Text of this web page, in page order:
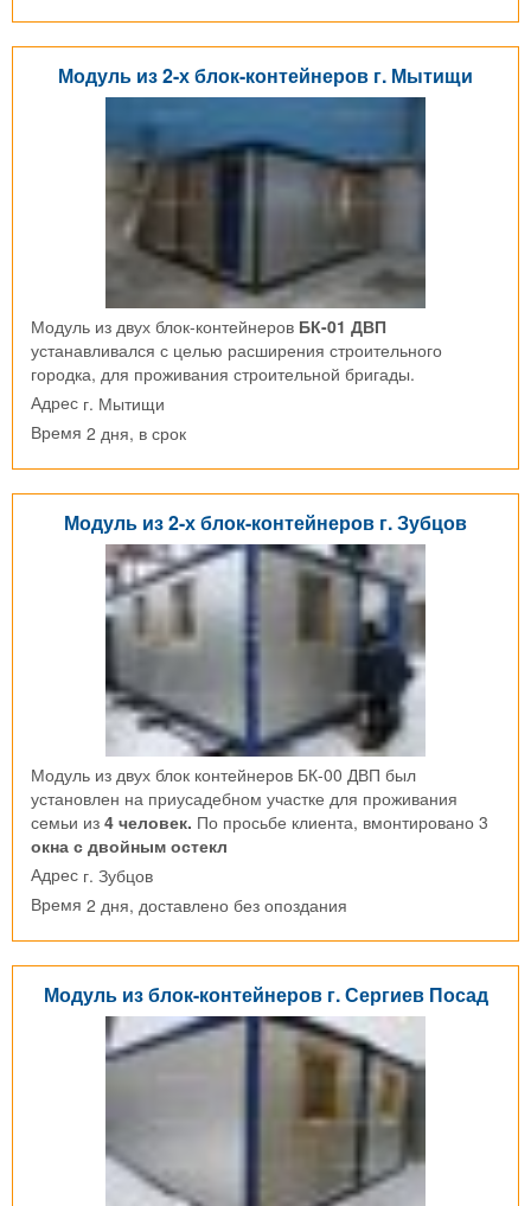
Модуль из 2-х блок-контейнеров г. Мытищи
Модуль из двух блок-контейнеров БК-01 ДВП
устанавливался с целью расширения строительного
городка, для проживания строительной бригады.
Адрес г. Мытищи
Время 2 дня, в срок
Модуль из 2-х блок-контейнеров г. Зубцов
Модуль из двух блок контейнеров БК-00 ДВП был
установлен на приусадебном участке для проживания
семьи из 4 человек. По просьбе клиента, вмонтировано 3
окна с двойным остекл
Адрес г. Зубцов
Время 2 дня, доставлено без опоздания
Модуль из блок-контейнеров г. Сергиев Посад